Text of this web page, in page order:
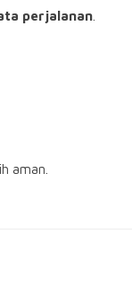
perjalanan
aman.